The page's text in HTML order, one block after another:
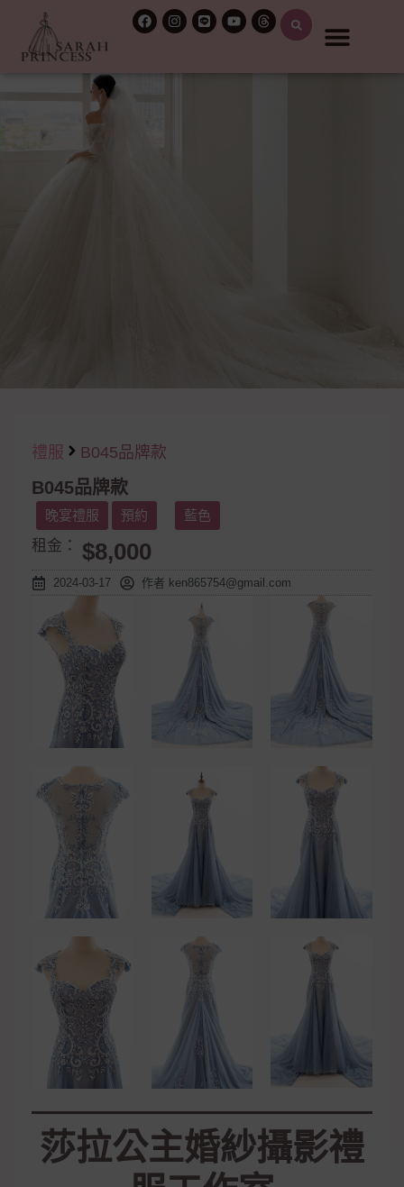
禮服 B045品牌款
B045品牌款
晚宴禮服 預約 藍色
租金： $8,000
2024-03-17 作者 ken865754@gmail.com
莎拉公主婚紗攝影禮